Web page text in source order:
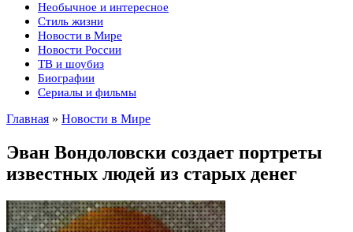
Необычное и интересное
Стиль жизни
Новости в Мире
Новости России
ТВ и шоубиз
Биографии
Сериалы и фильмы
Главная » Новости в Мире
Эван Вондоловски создает портреты
известных людей из старых денег